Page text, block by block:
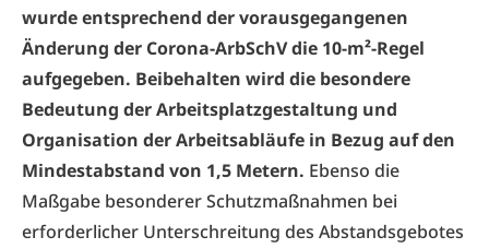
wurde entsprechend der vorausgegangenen
Änderung der Corona-ArbSchV die 10-m²-Regel
aufgegeben. Beibehalten wird die besondere
Bedeutung der Arbeitsplatzgestaltung und
Organisation der Arbeitsabläufe in Bezug auf den
Mindestabstand von 1,5 Metern. Ebenso die
Maßgabe besonderer Schutzmaßnahmen bei
erforderlicher Unterschreitung des Abstandsgebotes